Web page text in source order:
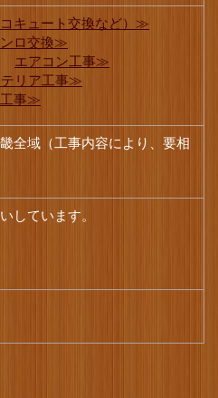
キュート交換など）≫
ンロ交換≫
エアコン工事≫
テリア工事≫
工事≫
全域（工事内容により、要相
しています。